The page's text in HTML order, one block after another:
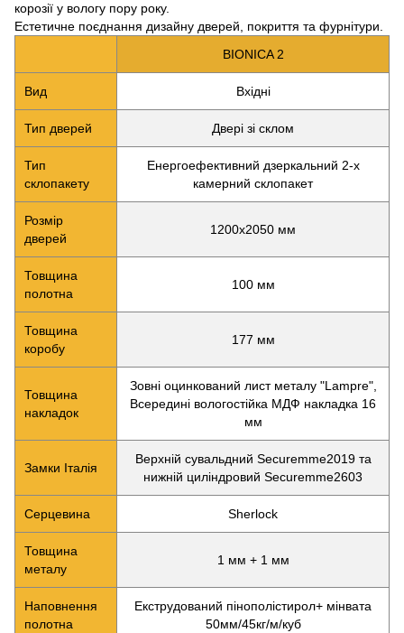
корозії у вологу пору року.
Естетичне поєднання дизайну дверей, покриття та фурнітури.
BIONICA 2
Вид Вхідні
Тип дверей Двері зі склом
Тип
склопакету
Енергоефективний дзеркальний 2-х
камерний склопакет
Розмір
дверей
1200х2050 мм
Товщина
полотна
100 мм
Товщина
коробу
177 мм
Товщина
накладок
Зовні оцинкований лист металу "Lampre",
Всередині вологостійка МДФ накладка 16
мм
Замки Італія
Верхній сувальдний Securemme2019 та
нижній циліндровий Securemme2603
Серцевина Sherlock
Товщина
металу
1 мм + 1 мм
Наповнення
полотна
Екструдований пінополістирол+ мінвата
50мм/45кг/м/куб